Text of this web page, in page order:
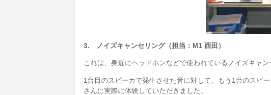
3. ノイズキャンセリング（担当：M1 西田）
これは、身近にヘッドホンなどで使われているノイズキャ
1台目のスピーカで発生させた音に対して、もう1台のスピ
さんに実際に体験していただきました。